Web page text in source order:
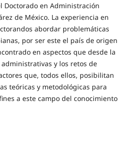
Doctorado en Administración
de México. La experiencia en
abordar problemáticas
por ser este el país de origen
en aspectos que desde la
y los retos de
que, todos ellos, posibilitan
teóricas y metodológicas para
a este campo del conocimiento